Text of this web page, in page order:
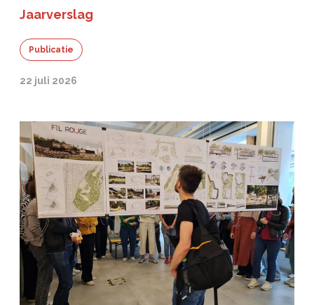
Jaarverslag
Publicatie
22 juli 2026